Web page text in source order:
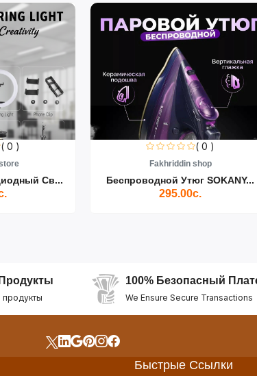
( 0 )
Св...
( 0 )
Fakhriddin shop
Беспроводной Утюг SOKANY...
295.00с.
продукты
100% Безопасный
We Ensure Secure Transactions
Быстрые Ссылки